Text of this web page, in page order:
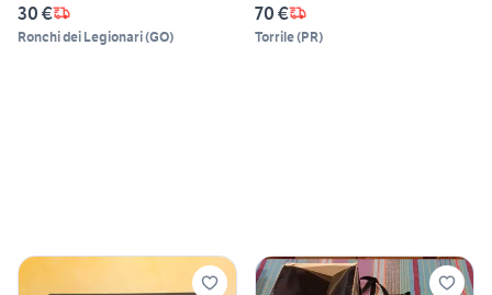
30 €
Ronchi dei Legionari(GO)
70 €
Torrile(PR)